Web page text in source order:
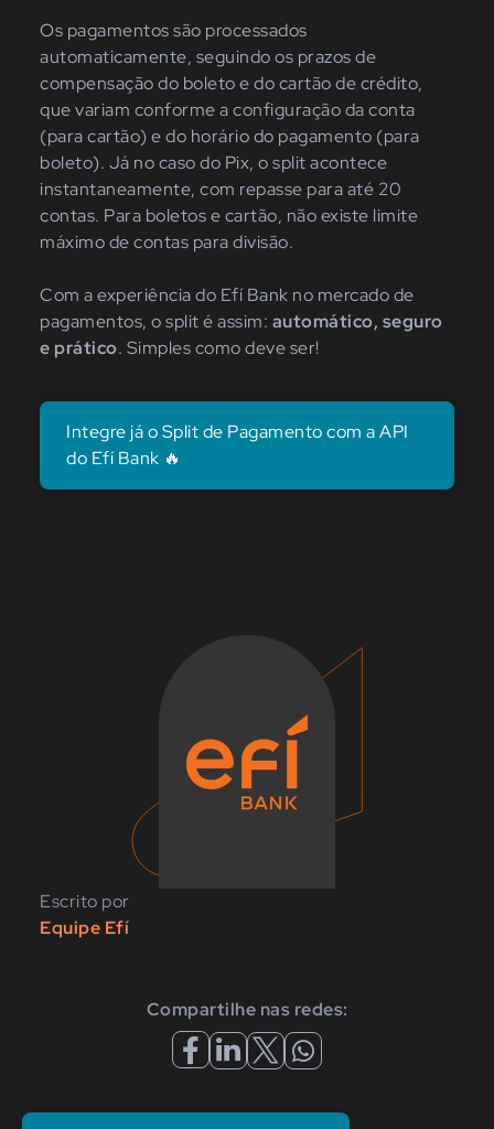
Os pagamentos são processados
automaticamente, seguindo os prazos de
compensação do boleto e do cartão de crédito,
que variam conforme a configuração da conta
(para cartão) e do horário do pagamento (para
boleto). Já no caso do Pix, o split acontece
instantaneamente, com repasse para até 20
contas. Para boletos e cartão, não existe limite
máximo de contas para divisão.
Com a experiência do Efí Bank no mercado de
pagamentos, o split é assim: automático, seguro
e prático. Simples como deve ser!
Integre já o Split de Pagamento com a API
do Efí Bank 🔥
Escrito por
Equipe Efí
Compartilhe nas redes: